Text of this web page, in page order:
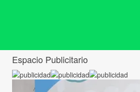
Espacio Publicitario